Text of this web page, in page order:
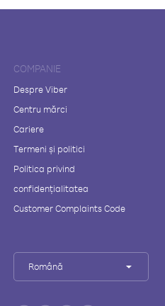
COMPANIE
Despre Viber
Centru mărci
Cariere
Termeni și politici
Politica privind
confidențialitatea
Customer Complaints Code
Română